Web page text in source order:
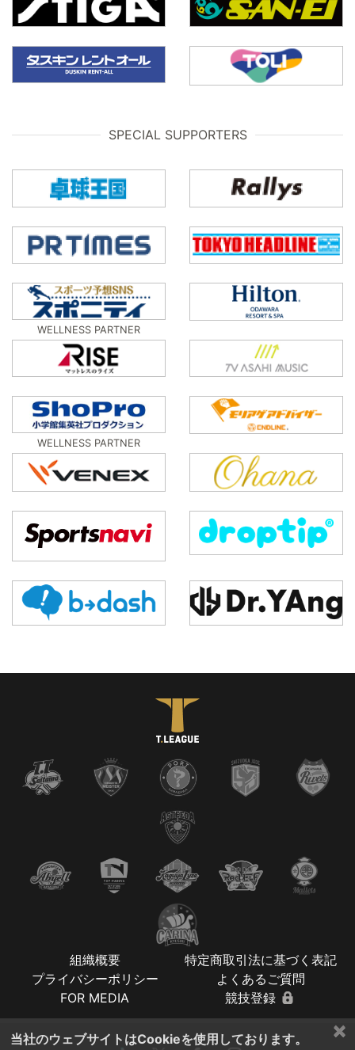
SPECIAL SUPPORTERS
WELLNESS PARTNER
WELLNESS PARTNER
組織概要
特定商取引法に基づく表記
プライバシーポリシー
よくあるご質問
FOR MEDIA
競技登録
×
当社のウェブサイトはCookieを使用しております。